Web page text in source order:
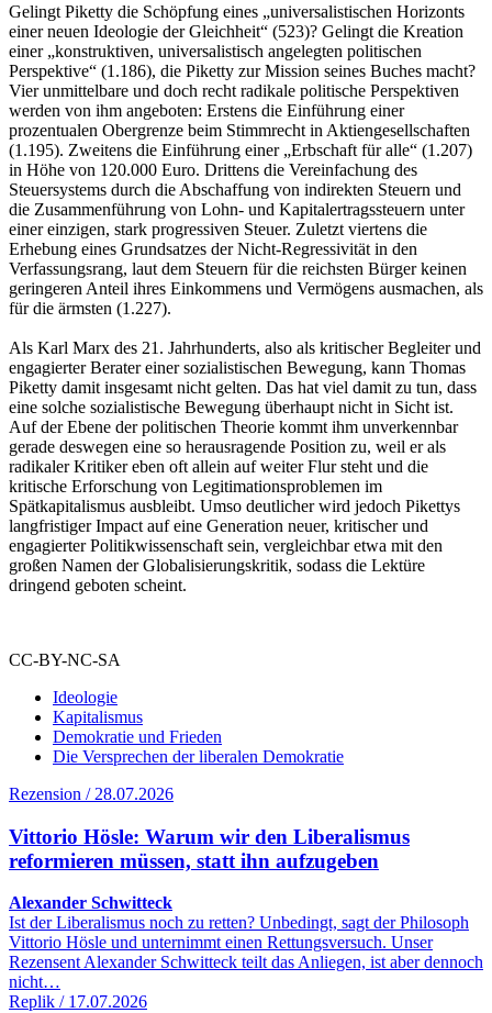
Gelingt Piketty die Schöpfung eines „universalistischen Horizonts
einer neuen Ideologie der Gleichheit“ (523)? Gelingt die Kreation
einer „konstruktiven, universalistisch angelegten politischen
Perspektive“ (1.186), die Piketty zur Mission seines Buches macht?
Vier unmittelbare und doch recht radikale politische Perspektiven
werden von ihm angeboten: Erstens die Einführung einer
prozentualen Obergrenze beim Stimmrecht in Aktiengesellschaften
(1.195). Zweitens die Einführung einer „Erbschaft für alle“ (1.207)
in Höhe von 120.000 Euro. Drittens die Vereinfachung des
Steuersystems durch die Abschaffung von indirekten Steuern und
die Zusammenführung von Lohn- und Kapitalertragssteuern unter
einer einzigen, stark progressiven Steuer. Zuletzt viertens die
Erhebung eines Grundsatzes der Nicht-Regressivität in den
Verfassungsrang, laut dem Steuern für die reichsten Bürger keinen
geringeren Anteil ihres Einkommens und Vermögens ausmachen, als
für die ärmsten (1.227).
Als Karl Marx des 21. Jahrhunderts, also als kritischer Begleiter und
engagierter Berater einer sozialistischen Bewegung, kann Thomas
Piketty damit insgesamt nicht gelten. Das hat viel damit zu tun, dass
eine solche sozialistische Bewegung überhaupt nicht in Sicht ist.
Auf der Ebene der politischen Theorie kommt ihm unverkennbar
gerade deswegen eine so herausragende Position zu, weil er als
radikaler Kritiker eben oft allein auf weiter Flur steht und die
kritische Erforschung von Legitimationsproblemen im
Spätkapitalismus ausbleibt. Umso deutlicher wird jedoch Pikettys
langfristiger Impact auf eine Generation neuer, kritischer und
engagierter Politikwissenschaft sein, vergleichbar etwa mit den
großen Namen der Globalisierungskritik, sodass die Lektüre
dringend geboten scheint.
CC-BY-NC-SA
Ideologie
Kapitalismus
Demokratie und Frieden
Die Versprechen der liberalen Demokratie
Rezension / 28.07.2026
Vittorio Hösle: Warum wir den Liberalismus
reformieren müssen, statt ihn aufzugeben
Alexander Schwitteck
Ist der Liberalismus noch zu retten? Unbedingt, sagt der Philosoph
Vittorio Hösle und unternimmt einen Rettungsversuch. Unser
Rezensent Alexander Schwitteck teilt das Anliegen, ist aber dennoch
nicht…
Replik / 17.07.2026